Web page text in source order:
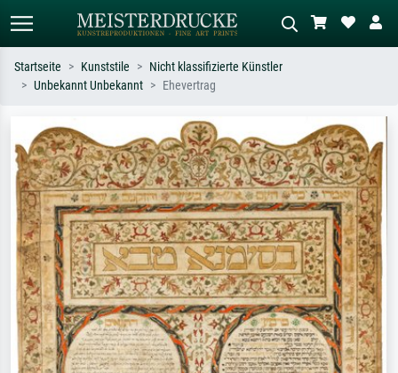
Suchen Sie nach Künstlern, Werktiteln
oder Stilen – z.B. Monet,
Sternennacht, Impressionismus, Welle
Hokusai, Akt.
Beschreiben Sie die Szene – z.B. Grüne
Wiese, Abstrakt mit viel Rot, Dunkles
Ölgemälde, Stehender Akt neben einem
Baum.
Startseite Kunststile
Nicht klassifizierte Künstler
Unbekannt Unbekannt
Ehevertrag